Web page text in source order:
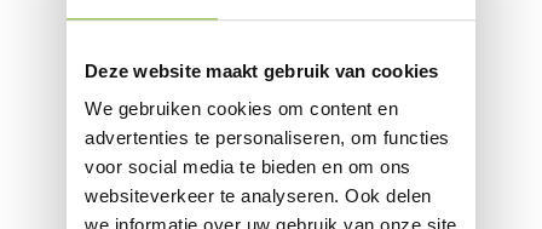
Deze website maakt gebruik van cookies
We gebruiken cookies om content en
advertenties te personaliseren, om functies
voor social media te bieden en om ons
websiteverkeer te analyseren. Ook delen